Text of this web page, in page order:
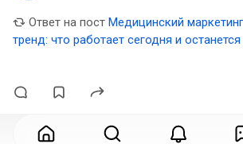
Ответ на пост Медицинский
тренд: что работает сегодня и